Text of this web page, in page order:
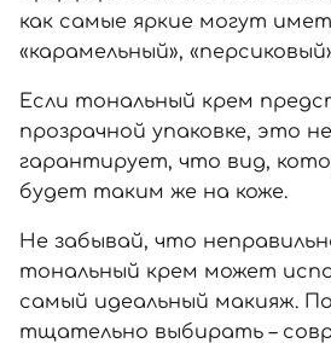
как самые яркие могут
«карамельный»,
Если тональный крем
прозрачной упаковке, это
гарантирует, что вид,
будет таким же на коже.
Не забывай, что
тональный крем может
самый идеальный макияж.
тщательно выбирать –